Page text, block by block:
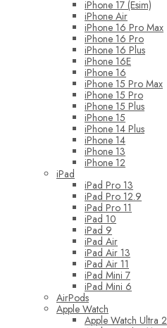
iPhone 17 (Esim)
iPhone Air
iPhone 16 Pro Max
iPhone 16 Pro
iPhone 16 Plus
iPhone 16E
iPhone 16
iPhone 15 Pro Max
iPhone 15 Pro
iPhone 15 Plus
iPhone 15
iPhone 14 Plus
iPhone 14
iPhone 13
iPhone 12
iPad
iPad Pro 13
iPad Pro 12.9
iPad Pro 11
iPad 10
iPad 9
iPad Air
iPad Air 13
iPad Air 11
iPad Mini 7
iPad Mini 6
AirPods
Apple Watch
Apple Watch Ultra 2